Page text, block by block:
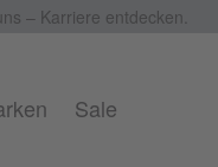
– Karriere entdecken.
Sale